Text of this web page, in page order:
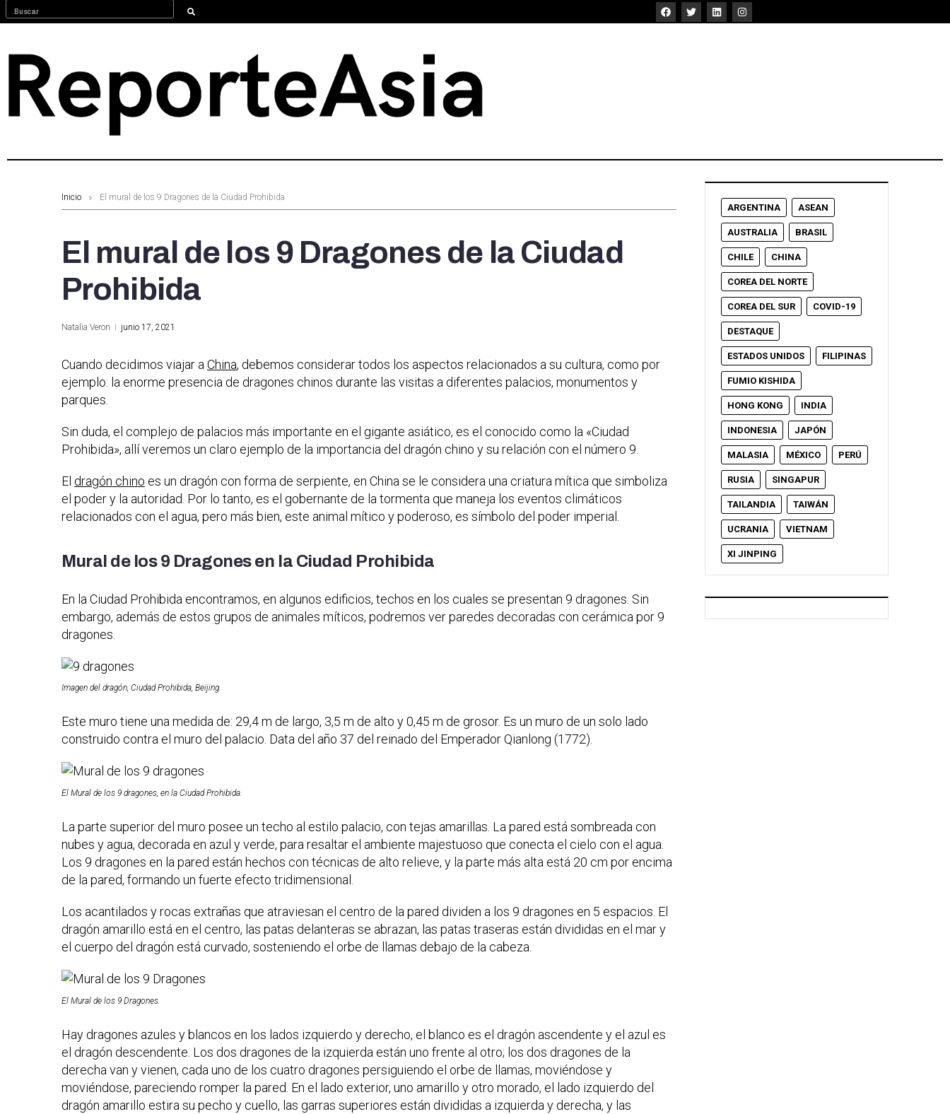
Inicio El mural de los 9 Dragones de la Ciudad Prohibida
El mural de los 9 Dragones de la Ciudad
Prohibida
Natalia Veron junio 17, 2021
Cuando decidimos viajar a China, debemos considerar todos los aspectos relacionados a su cultura, como por
ejemplo: la enorme presencia de dragones chinos durante las visitas a diferentes palacios, monumentos y
parques.
Sin duda, el complejo de palacios más importante en el gigante asiático, es el conocido como la «Ciudad
Prohibida», allí veremos un claro ejemplo de la importancia del dragón chino y su relación con el número 9.
El dragón chino es un dragón con forma de serpiente, en China se le considera una criatura mítica que simboliza
el poder y la autoridad. Por lo tanto, es el gobernante de la tormenta que maneja los eventos climáticos
relacionados con el agua, pero más bien, este animal mítico y poderoso, es símbolo del poder imperial.
Mural de los 9 Dragones en la Ciudad Prohibida
En la Ciudad Prohibida encontramos, en algunos edificios, techos en los cuales se presentan 9 dragones. Sin
embargo, además de estos grupos de animales míticos, podremos ver paredes decoradas con cerámica por 9
dragones.
Imagen del dragón, Ciudad Prohibida, Beijing.
Este muro tiene una medida de: 29,4 m de largo, 3,5 m de alto y 0,45 m de grosor. Es un muro de un solo lado
construido contra el muro del palacio. Data del año 37 del reinado del Emperador Qianlong (1772).
El Mural de los 9 dragones, en la Ciudad Prohibida.
La parte superior del muro posee un techo al estilo palacio, con tejas amarillas. La pared está sombreada con
nubes y agua, decorada en azul y verde, para resaltar el ambiente majestuoso que conecta el cielo con el agua.
Los 9 dragones en la pared están hechos con técnicas de alto relieve, y la parte más alta está 20 cm por encima
de la pared, formando un fuerte efecto tridimensional.
Los acantilados y rocas extrañas que atraviesan el centro de la pared dividen a los 9 dragones en 5 espacios. El
dragón amarillo está en el centro, las patas delanteras se abrazan, las patas traseras están divididas en el mar y
el cuerpo del dragón está curvado, sosteniendo el orbe de llamas debajo de la cabeza.
El Mural de los 9 Dragones.
Hay dragones azules y blancos en los lados izquierdo y derecho, el blanco es el dragón ascendente y el azul es
el dragón descendente. Los dos dragones de la izquierda están uno frente al otro; los dos dragones de la
derecha van y vienen, cada uno de los cuatro dragones persiguiendo el orbe de llamas, moviéndose y
moviéndose, pareciendo romper la pared. En el lado exterior, uno amarillo y otro morado, el lado izquierdo del
dragón amarillo estira su pecho y cuello, las garras superiores están divididas a izquierda y derecha, y las
ARGENTINA ASEAN
AUSTRALIA BRASIL
CHILE CHINA
COREA DEL NORTE
COREA DEL SUR COVID-19
DESTAQUE
ESTADOS UNIDOS FILIPINAS
FUMIO KISHIDA
HONG KONG INDIA
INDONESIA JAPÓN
MALASIA MÉXICO PERÚ
RUSIA SINGAPUR
TAILANDIA TAIWÁN
UCRANIA VIETNAM
XI JINPING